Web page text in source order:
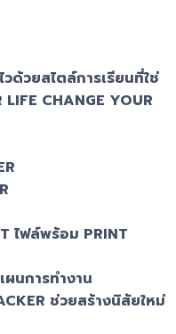
วด้วยสไตล์การเรียนที่ใช่
LIFE CHANGE YOUR
ไฟล์พร้อม PRINT
นการทำงาน
ช่วยสร้างนิสัยใหม่